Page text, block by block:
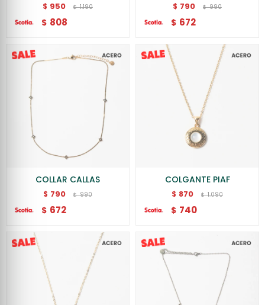
$ 950 $ 1.190
$ 808
$ 790 $ 990
$ 672
COLLAR CALLAS
$ 790 $ 990
$ 672
COLGANTE PIAF
$ 870 $ 1.090
$ 740